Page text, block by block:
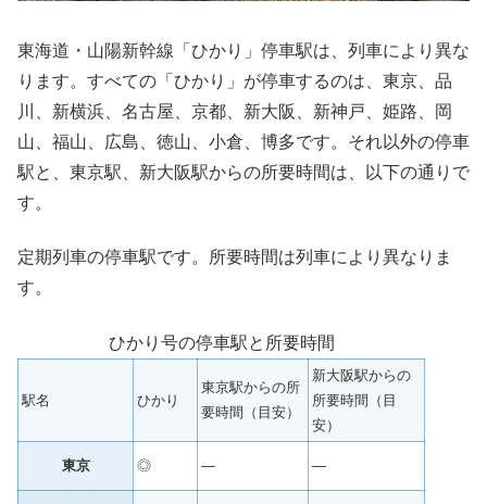
東海道・山陽新幹線「ひかり」停車駅は、列車により異な
ります。すべての「ひかり」が停車するのは、東京、品
川、新横浜、名古屋、京都、新大阪、新神戸、姫路、岡
山、福山、広島、徳山、小倉、博多です。それ以外の停車
駅と、東京駅、新大阪駅からの所要時間は、以下の通りで
す。
定期列車の停車駅です。所要時間は列車により異なりま
す。
ひかり号の停車駅と所要時間
駅名 ひかり
東京駅からの所
要時間（目安）
新大阪駅からの
所要時間（目
安）
東京 ◎ — —